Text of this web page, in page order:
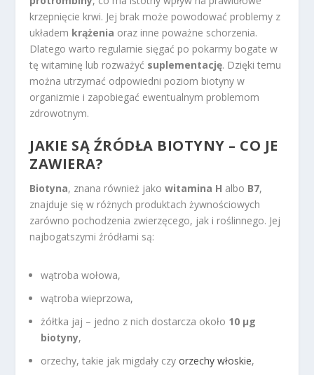
krzepnięcie krwi. Jej brak może powodować problemy z
układem krążenia oraz inne poważne schorzenia.
Dlatego warto regularnie sięgać po pokarmy bogate w
tę witaminę lub rozważyć suplementację. Dzięki temu
można utrzymać odpowiedni poziom biotyny w
organizmie i zapobiegać ewentualnym problemom
zdrowotnym.
JAKIE SĄ ŹRÓDŁA BIOTYNY – CO JE
ZAWIERA?
Biotyna, znana również jakowitamina H albo B7,
znajduje się w różnych produktach żywnościowych
zarówno pochodzenia zwierzęcego, jak i roślinnego. Jej
najbogatszymi źródłami są:
wątroba wołowa,
wątroba wieprzowa,
żółtka jaj – jedno z nich dostarcza około 10 µg
biotyny,
orzechy, takie jak migdały czyorzechy włoskie,